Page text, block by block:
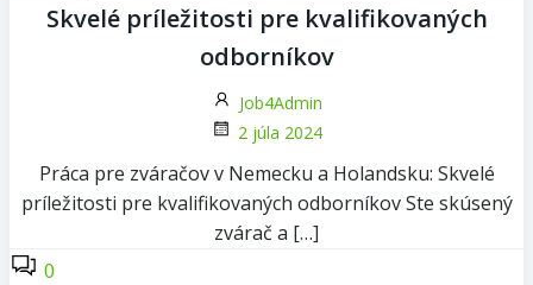
Skvelé príležitosti pre kvalifikovaných
odborníkov
Job4Admin
2 júla 2024
Práca pre zváračov v Nemecku a Holandsku: Skvelé
príležitosti pre kvalifikovaných odborníkov Ste skúsený
zvárač a […]
0